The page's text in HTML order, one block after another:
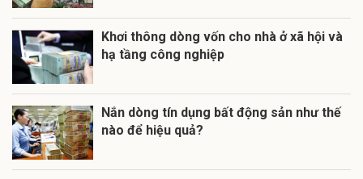
Khơi thông dòng vốn cho nhà ở xã hội và
hạ tầng công nghiệp
Nắn dòng tín dụng bất động sản như thế
nào để hiệu quả?